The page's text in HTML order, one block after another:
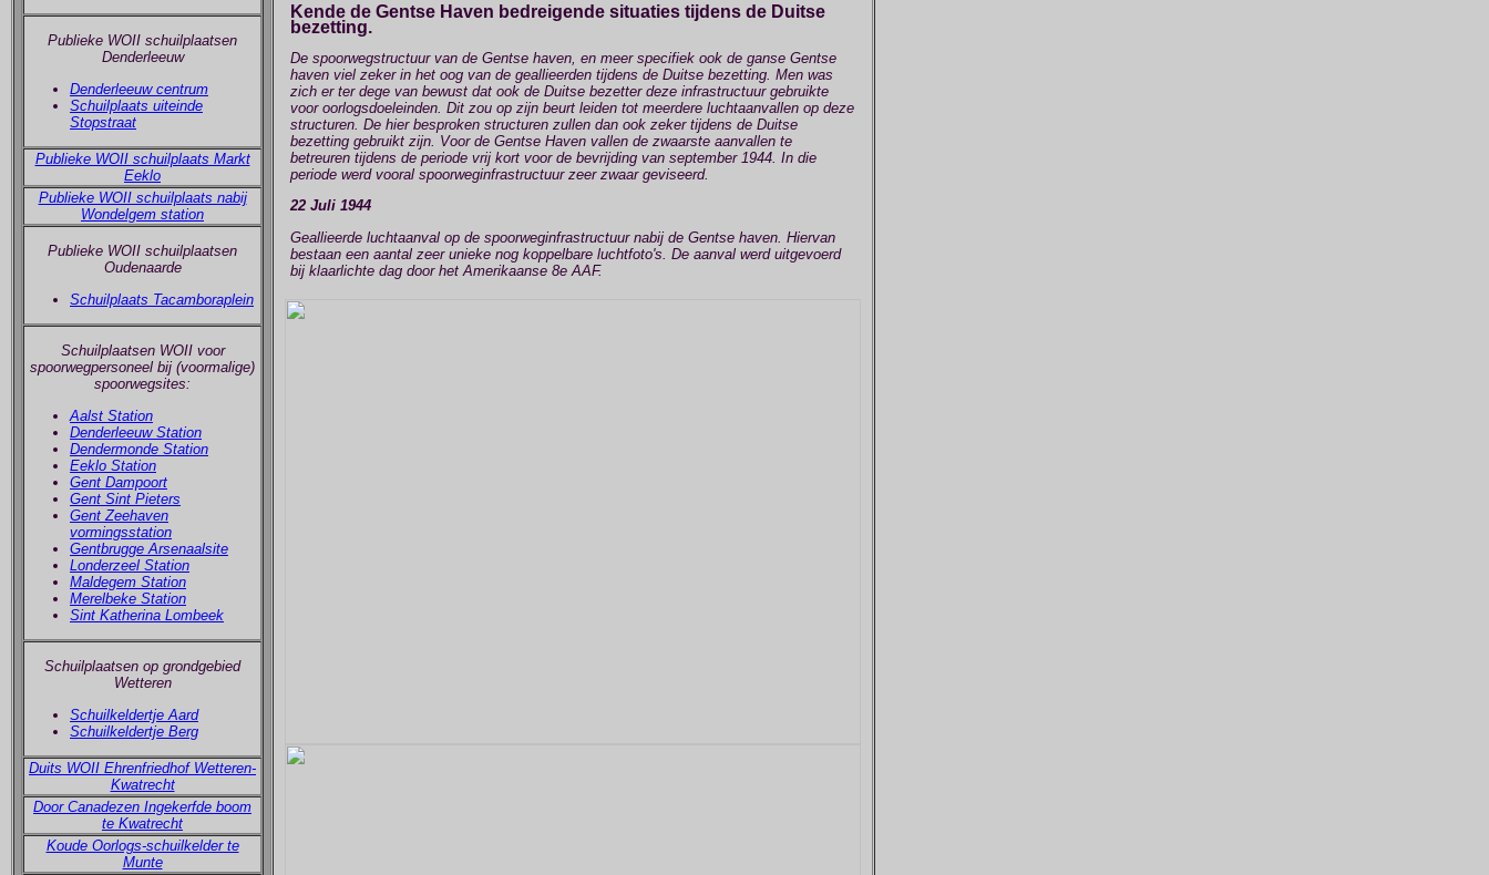
Publieke WOII schuilplaatsen
Denderleeuw
Denderleeuw centrum
Schuilplaats uiteinde
Stopstraat
Publieke WOII schuilplaats Markt
Eeklo
Publieke WOII schuilplaats nabij
Wondelgem station
Publieke WOII schuilplaatsen
Oudenaarde
Schuilplaats Tacamboraplein
Schuilplaatsen WOII voor
spoorwegpersoneel bij (voormalige)
spoorwegsites:
Aalst Station
Denderleeuw Station
Dendermonde Station
Eeklo Station
Gent Dampoort
Gent Sint Pieters
Gent Zeehaven
vormingsstation
Gentbrugge Arsenaalsite
Londerzeel Station
Maldegem Station
Merelbeke Station
Sint Katherina Lombeek
Schuilplaatsen op grondgebied
Wetteren
Schuilkeldertje Aard
Schuilkeldertje Berg
Duits WOII Ehrenfriedhof Wetteren-
Kwatrecht
Door Canadezen Ingekerfde boom
te Kwatrecht
Koude Oorlogs-schuilkelder te
Munte
Kende de Gentse Haven bedreigende situaties tijdens de Duitse
bezetting.
De spoorwegstructuur van de Gentse haven, en meer specifiek ook de ganse Gentse
haven viel zeker in het oog van de geallieerden tijdens de Duitse bezetting. Men was
zich er ter dege van bewust dat ook de Duitse bezetter deze infrastructuur gebruikte
voor oorlogsdoeleinden. Dit zou op zijn beurt leiden tot meerdere luchtaanvallen op deze
structuren. De hier besproken structuren zullen dan ook zeker tijdens de Duitse
bezetting gebruikt zijn. Voor de Gentse Haven vallen de zwaarste aanvallen te
betreuren tijdens de periode vrij kort voor de bevrijding van september 1944. In die
periode werd vooral spoorweginfrastructuur zeer zwaar geviseerd.
22 Juli 1944
Geallieerde luchtaanval op de spoorweginfrastructuur nabij de Gentse haven. Hiervan
bestaan een aantal zeer unieke nog koppelbare luchtfoto's. De aanval werd uitgevoerd
bij klaarlichte dag door het Amerikaanse 8e AAF.